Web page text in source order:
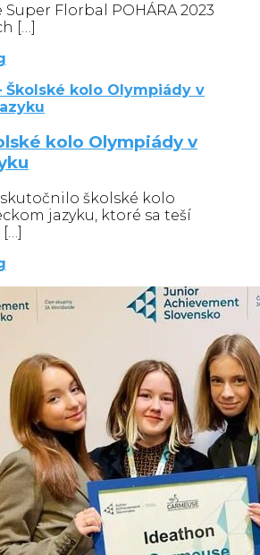
Florbal POHÁRA 2023
[…]
kolo Olympiády v
školské kolo
jazyku, ktoré sa teší